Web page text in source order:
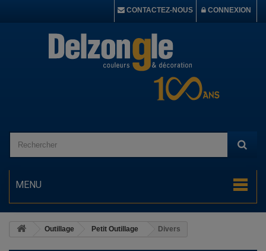
CONNEXION
CONTACTEZ-NOUS
MENU
Outillage Petit Outillage Divers